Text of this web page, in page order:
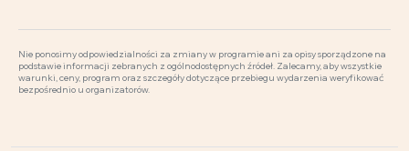
Nie ponosimy odpowiedzialności za zmiany w programie ani za opisy sporządzone na
podstawie informacji zebranych z ogólnodostępnych źródeł. Zalecamy, aby wszystkie
warunki, ceny, program oraz szczegóły dotyczące przebiegu wydarzenia weryfikować
bezpośrednio u organizatorów.